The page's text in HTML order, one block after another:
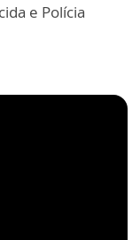
e Polícia